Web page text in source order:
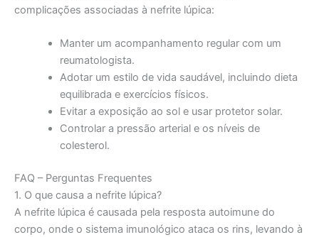
complicações associadas à nefrite lúpica:
Manter um acompanhamento regular com um
reumatologista.
Adotar um estilo de vida saudável, incluindo dieta
equilibrada e exercícios físicos.
Evitar a exposição ao sol e usar protetor solar.
Controlar a pressão arterial e os níveis de
colesterol.
FAQ – Perguntas Frequentes
1. O que causa a nefrite lúpica?
A nefrite lúpica é causada pela resposta autoimune do
corpo, onde o sistema imunológico ataca os rins, levando à